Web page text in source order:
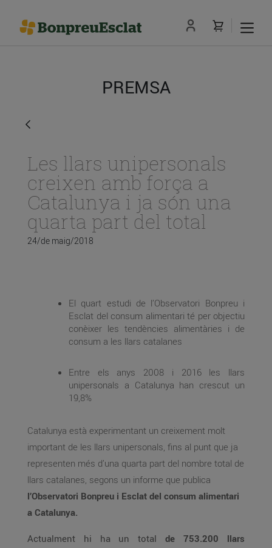
PREMSA
Les llars unipersonals
creixen amb força a
Catalunya i ja són una
quarta part del total
24/de maig/2018
El quart estudi de l’Observatori Bonpreu i
Esclat del consum alimentari té per objectiu
conèixer les tendències alimentàries i de
consum a les llars catalanes
Entre els anys 2008 i 2016 les llars
unipersonals a Catalunya han crescut un
19,8%
Catalunya està experimentant un creixement molt
important de les llars unipersonals, fins al punt que ja
representen més d’una quarta part del nombre total de
llars catalanes, segons un informe que publica
l’Observatori Bonpreu i Esclat del consum alimentari
a Catalunya.
Actualment hi ha un total de 753.200 llars